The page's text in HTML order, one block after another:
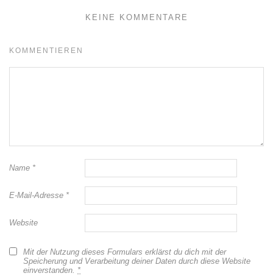
KEINE KOMMENTARE
KOMMENTIEREN
Name *
E-Mail-Adresse *
Website
Mit der Nutzung dieses Formulars erklärst du dich mit der
Speicherung und Verarbeitung deiner Daten durch diese Website
einverstanden. *